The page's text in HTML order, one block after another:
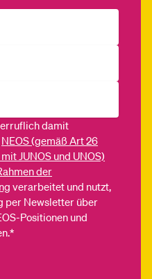
damit
NEOS (gemäß Art 26
JUNOS und UNOS)
der
verarbeitet und nutzt,
per Newsletter über
Positionen und